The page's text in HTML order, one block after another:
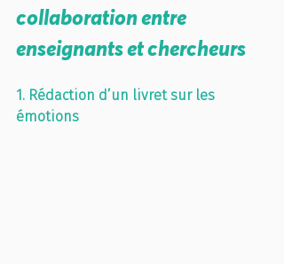
collaboration entre
enseignants et chercheurs
1. Rédaction d’un livret sur les
émotions